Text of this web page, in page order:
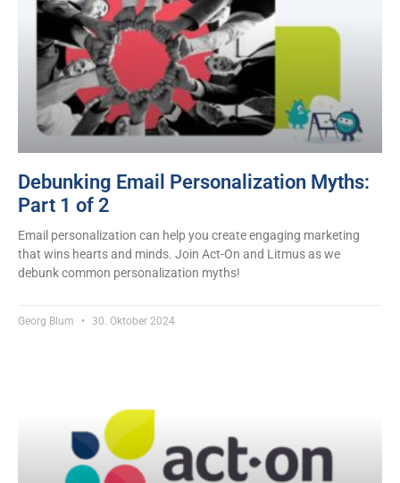
Debunking Email Personalization Myths:
Part 1 of 2
Email personalization can help you create engaging marketing
that wins hearts and minds. Join Act-On and Litmus as we
debunk common personalization myths!
Georg Blum 30. Oktober 2024